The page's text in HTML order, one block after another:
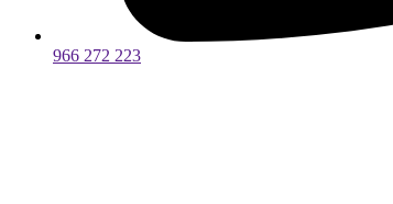
966 272 223